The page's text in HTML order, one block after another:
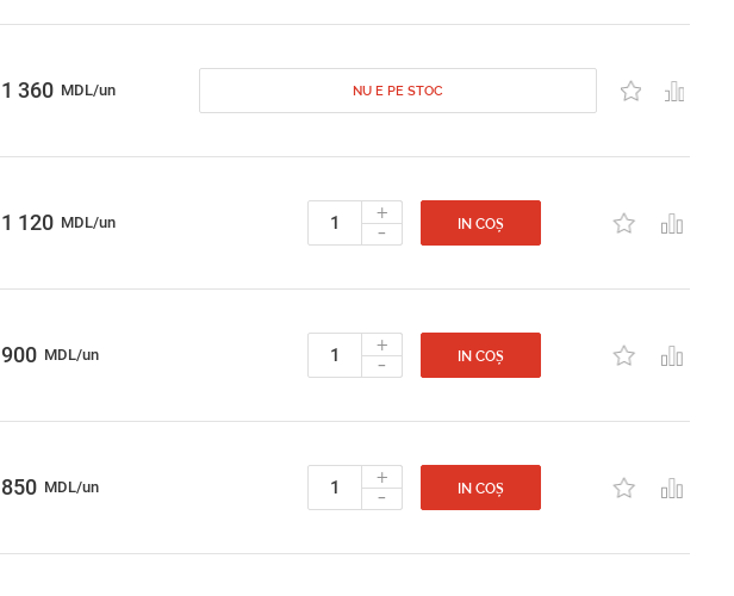
1 360 MDL/un NU E PE STOC
1 120 MDL/un +
- IN COȘ
900 MDL/un +
- IN COȘ
850 MDL/un +
- IN COȘ